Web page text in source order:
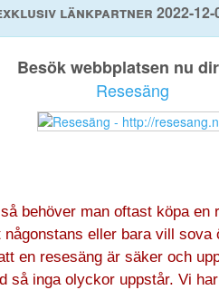
länkpartner 2022-12-
Besök webbplatsen nu
Resesäng
behöver man oftast köpa en
någonstans eller bara vill sova
en resesäng är säker och
så inga olyckor uppstår. Vi